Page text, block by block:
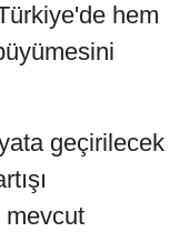
hem
geçirilecek
mevcut